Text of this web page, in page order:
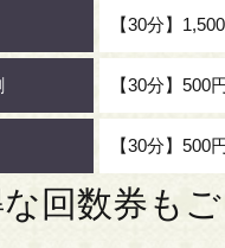
【30分】
【30分】
【30分】
回数券も